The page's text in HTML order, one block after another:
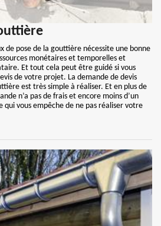
de pose de la gouttière nécessite une bonne
monétaires et temporelles et
Et tout cela peut être guidé si vous
de votre projet. La demande de devis
est très simple à réaliser. Et en plus de
n’a pas de frais et encore moins d’un
qui vous empêche de ne pas réaliser votre